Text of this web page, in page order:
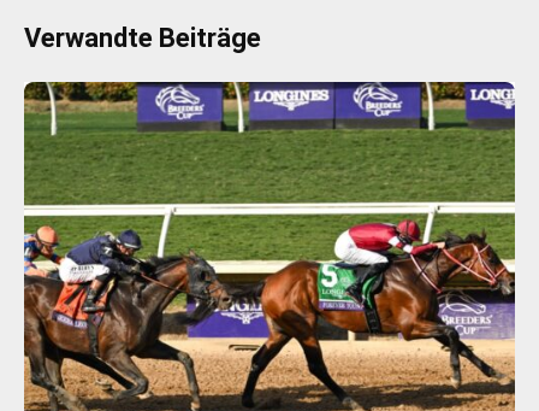
Verwandte Beiträge